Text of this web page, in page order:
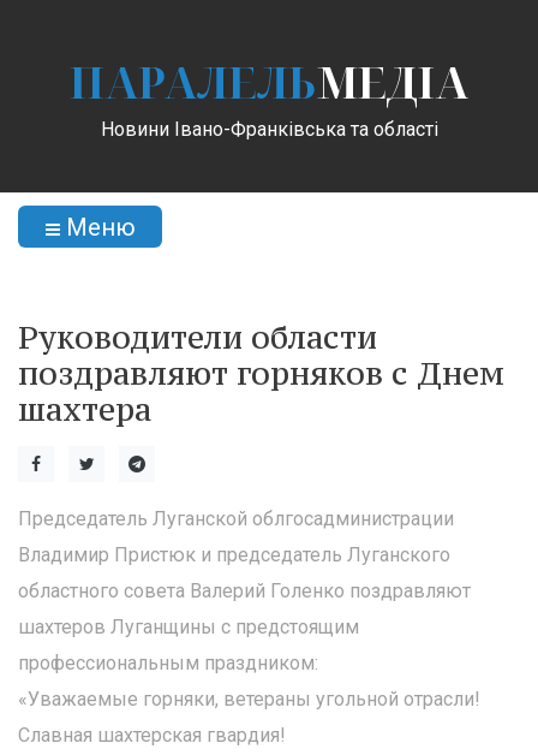
ПАРАЛЕЛЬМЕДІА
Новини Івано-Франківська та області
Меню
Руководители области
поздравляют горняков с Днем
шахтера
Председатель Луганской облгосадминистрации
Владимир Пристюк и председатель Луганского
областного совета Валерий Голенко поздравляют
шахтеров Луганщины с предстоящим
профессиональным праздником:
«Уважаемые горняки, ветераны угольной отрасли!
Славная шахтерская гвардия!